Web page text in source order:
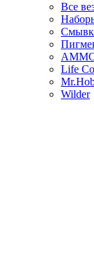
Все
Life
Wilder